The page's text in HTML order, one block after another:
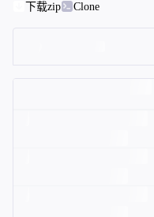
下载zip
Clone